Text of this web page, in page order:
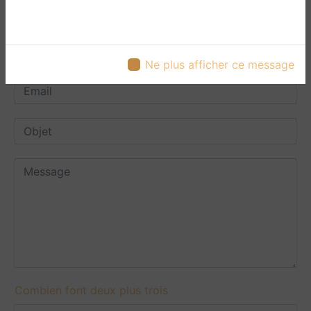
Ne plus afficher ce message
Combien font deux plus trois